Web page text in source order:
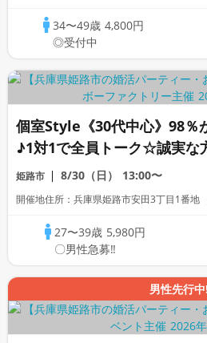
34〜49歳 4,800円
◎受付中
個室Style《30代中心》98％
♪1対1で全員トーク☆誠実な
ーティー
姫路市 8/30（日） 13:00〜
開催地住所：兵庫県姫路市安田3丁目1番
27〜39歳 5,980円
〇男性急募‼
男性先行